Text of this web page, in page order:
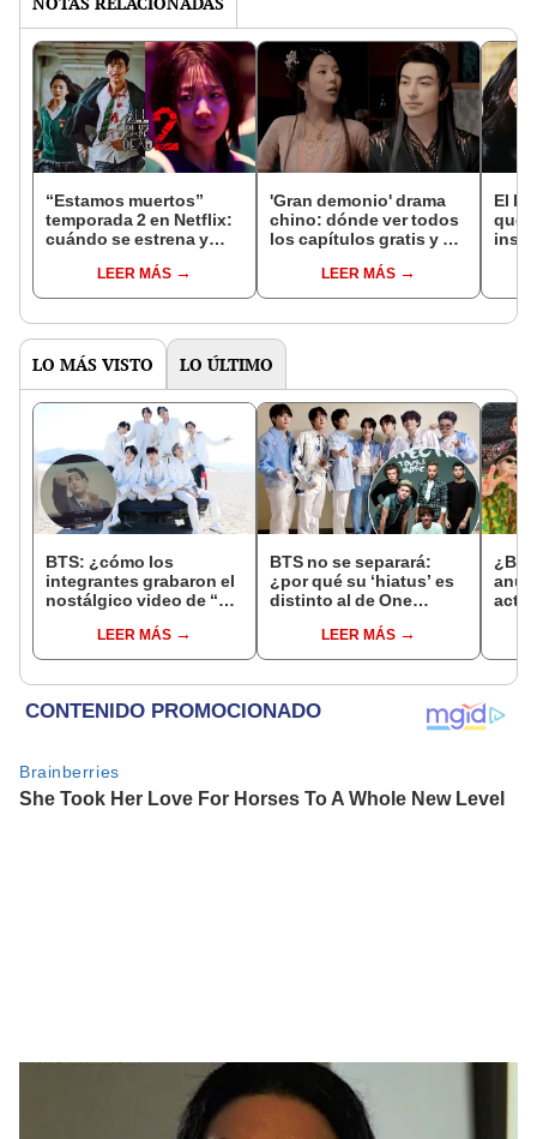
“Estamos muertos”
temporada 2 en Netflix:
cuándo se estrena y
temporadaLEER MÁS
'Gran demonio' drama
chino: dónde ver todos
los capítulos gratis y en
LEER MÁS
El k-
que
LO MÁS VISTO LO ÚLTIMO
BTS: ¿cómo los
integrantes grabaron el
nostálgico video de “Yet
LEER MÁS
BTS no se separará:
¿por qué su ‘hiatus’ es
distinto al de One
LEER MÁS